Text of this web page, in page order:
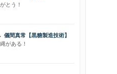
とう！
儀間真常【黒糖製造技術】
がある！